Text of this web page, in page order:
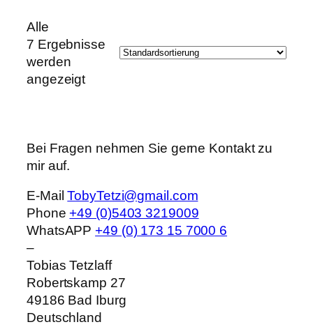
Alle
7 Ergebnisse
werden
angezeigt
Bei Fragen nehmen Sie gerne Kontakt zu
mir auf.
E-MailTobyTetzi@gmail.com
Phone +49 (0)5403 3219009
WhatsAPP +49 (0) 173 15 7000 6
–
Tobias Tetzlaff
Robertskamp 27
49186 Bad Iburg
Deutschland